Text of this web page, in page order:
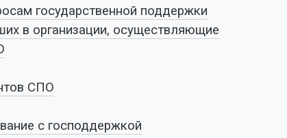
государственной поддержки
в организации, осуществляющие
СПО
с господдержкой